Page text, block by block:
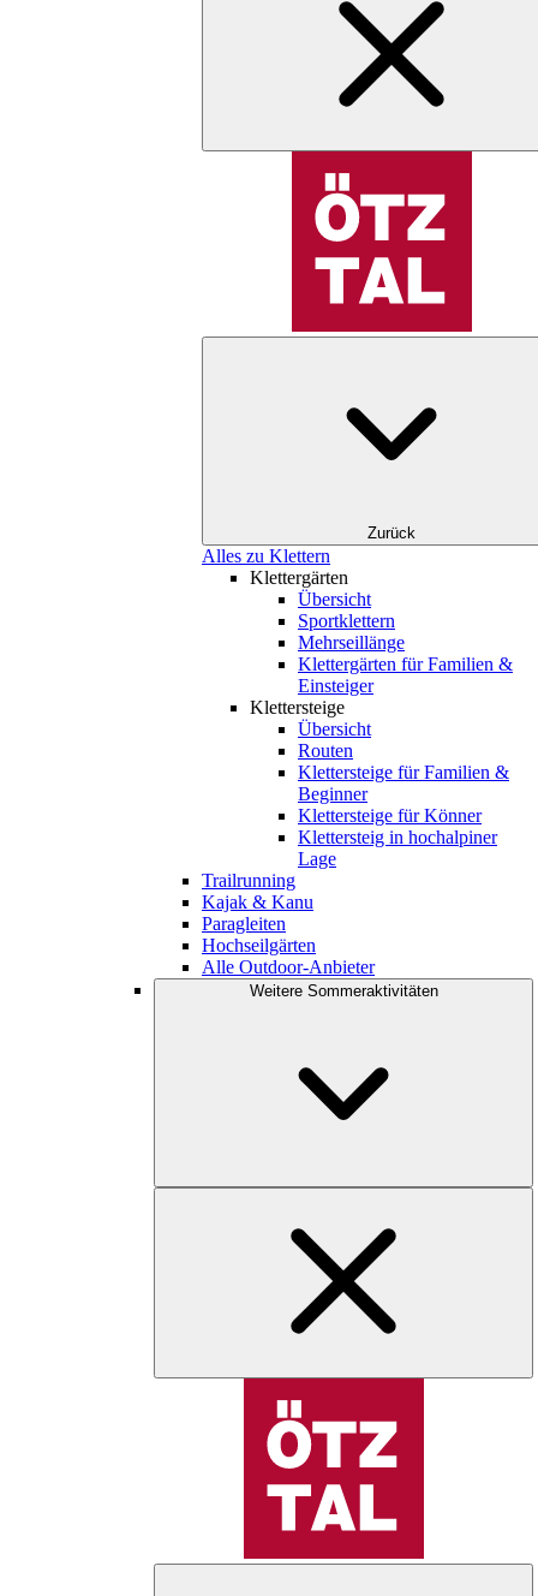
Zurück
Alles zu Klettern
Klettergärten
Übersicht
Sportklettern
Mehrseillänge
Klettergärten für Familien &
Einsteiger
Klettersteige
Übersicht
Routen
Klettersteige für Familien &
Beginner
Klettersteige für Könner
Klettersteig in hochalpiner
Lage
Trailrunning
Kajak & Kanu
Paragleiten
Hochseilgärten
Alle Outdoor-Anbieter
Weitere Sommeraktivitäten